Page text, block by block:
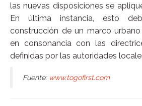
las nuevas disposiciones se
En última instancia, esto
construcción de un marco
en consonancia con las
definidas por las autoridades
Fuente: www.togofirst.com